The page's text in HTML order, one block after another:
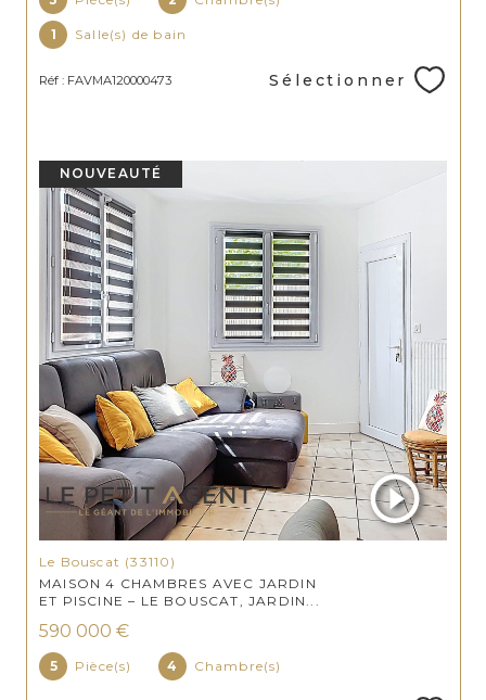
1 Salle(s) de bain
Réf : FAVMA120000473 Sélectionner
NOUVEAUTÉ
Le Bouscat (33110)
MAISON 4 CHAMBRES AVEC JARDIN
ET PISCINE – LE BOUSCAT, JARDIN...
590 000 €
5 Pièce(s) 4 Chambre(s)